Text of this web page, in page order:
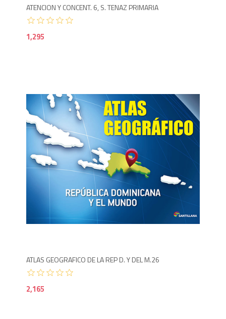
ATENCION Y CONCENT. 6, S. TENAZ PRIMARIA
1,295
ATLAS GEOGRAFICO DE LA REP D. Y DEL M.26
2,165